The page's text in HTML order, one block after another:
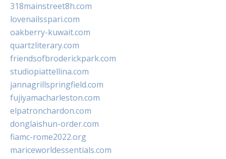
318mainstreet8h.com
lovenailsspari.com
oakberry-kuwait.com
quartzliterary.com
friendsofbroderickpark.com
studiopiattellina.com
jannagrillspringfield.com
fujiyamacharleston.com
elpatronchardon.com
donglaishun-order.com
fiamc-rome2022.org
mariceworldessentials.com